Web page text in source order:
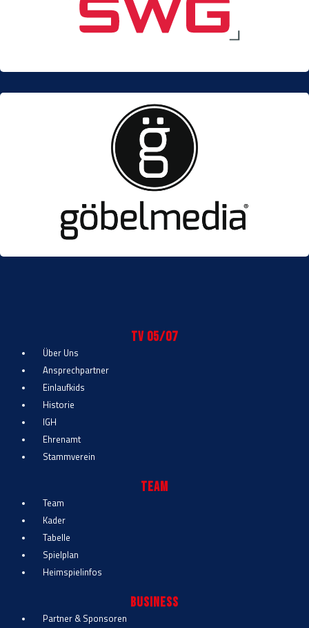
TV 05/07
Über Uns
Ansprechpartner
Einlaufkids
Historie
IGH
Ehrenamt
Stammverein
Team
Team
Kader
Tabelle
Spielplan
Heimspielinfos
Business
Partner & Sponsoren